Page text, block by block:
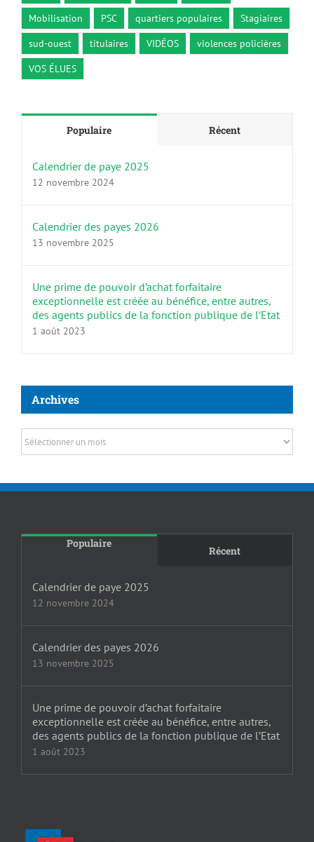
Mobilisation
PSC quartiers populaires
Stagiaires
sud-ouest
titulaires VIDÉOS
violences policières
VOS ÉLUES
Populaire Récent
Calendrier de paye 2025
12 novembre 2024
Calendrier des payes 2026
13 novembre 2025
Une prime de pouvoir d’achat forfaitaire
exceptionnelle est créée au bénéfice, entre autres,
des agents publics de la fonction publique de l’Etat
1 août 2023
Archives
Archives
Populaire
Récent
Calendrier de paye 2025
12 novembre 2024
Calendrier des payes 2026
13 novembre 2025
Une prime de pouvoir d’achat forfaitaire
exceptionnelle est créée au bénéfice, entre autres,
des agents publics de la fonction publique de l’Etat
1 août 2023